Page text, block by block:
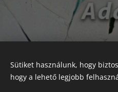
Sütiket használunk, hogy
hogy a lehető legjobb